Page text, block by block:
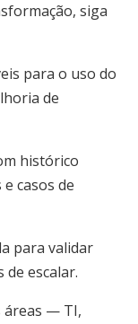
siga
para o uso do
de
histórico
casos de
para validar
escalar.
áreas — TI,